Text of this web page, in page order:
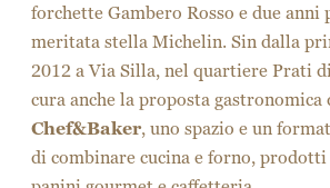
forchette Gambero Rosso e due
meritata stella Michelin. Sin dalla
2012 a Via Silla, nel quartiere Prati
cura anche la proposta gastronomica
Chef&Baker, uno spazio e un
di combinare cucina e forno, prodotti